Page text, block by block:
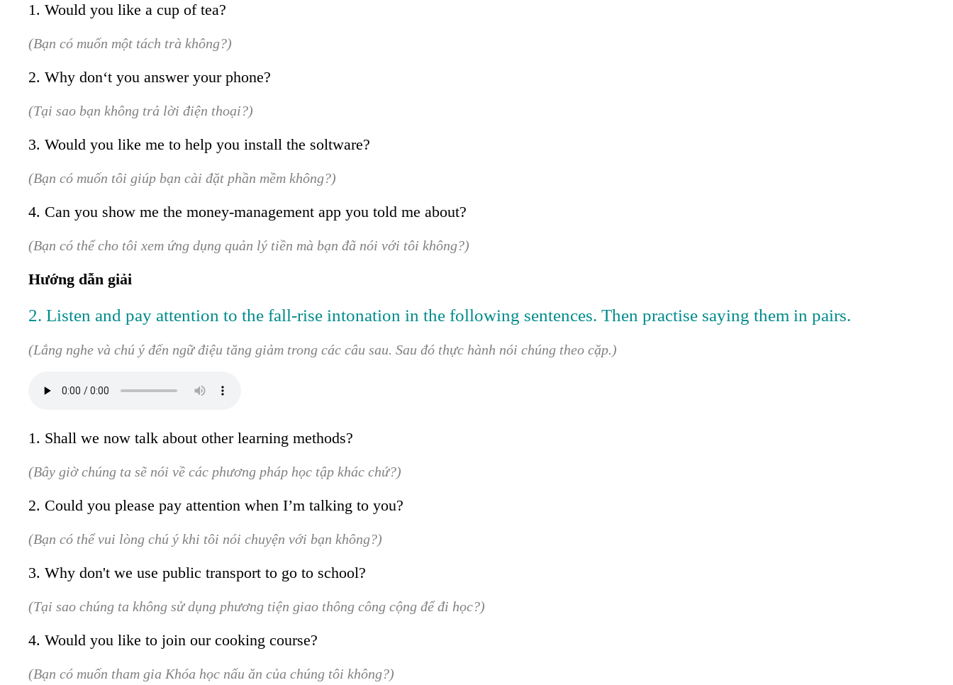
1. Would you like a cup of tea?
(Bạn có muốn một tách trà không?)
2. Why don‘t you answer your phone?
(Tại sao bạn không trả lời điện thoại?)
3. Would you like me to help you install the soltware?
(Bạn có muốn tôi giúp bạn cài đặt phần mềm không?)
4. Can you show me the money-management app you told me about?
(Bạn có thể cho tôi xem ứng dụng quản lý tiền mà bạn đã nói với tôi không?)
Hướng dẫn giải
2. Listen and pay attention to the fall-rise intonation in the following sentences. Then practise saying them in pairs.
(Lắng nghe và chú ý đến ngữ điệu tăng giảm trong các câu sau. Sau đó thực hành nói chúng theo cặp.)
1. Shall we now talk about other learning methods?
(Bây giờ chúng ta sẽ nói về các phương pháp học tập khác chứ?)
2. Could you please pay attention when I’m talking to you?
(Bạn có thể vui lòng chú ý khi tôi nói chuyện với bạn không?)
3. Why don't we use public transport to go to school?
(Tại sao chúng ta không sử dụng phương tiện giao thông công cộng để đi học?)
4. Would you like to join our cooking course?
(Bạn có muốn tham gia Khóa học nấu ăn của chúng tôi không?)